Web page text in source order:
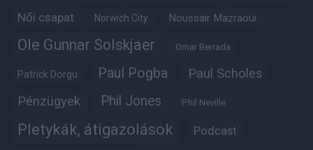
Női csapat Norwich City Noussair Mazraoui
Ole Gunnar Solskjaer Omar Berrada
Patrick Dorgu Paul Pogba Paul Scholes
Pénzügyek Phil Jones Phil Neville
Pletykák, átigazolások Podcast